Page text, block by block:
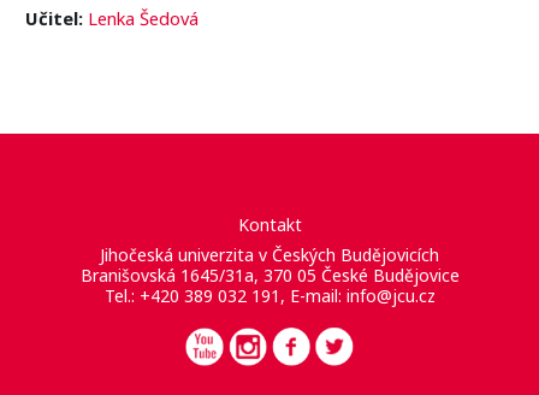
Učitel: Lenka Šedová
Kontakt
Jihočeská univerzita v Českých Budějovicích
Branišovská 1645/31a, 370 05 České Budějovice
Tel.: +420 389 032 191, E-mail: info@jcu.cz